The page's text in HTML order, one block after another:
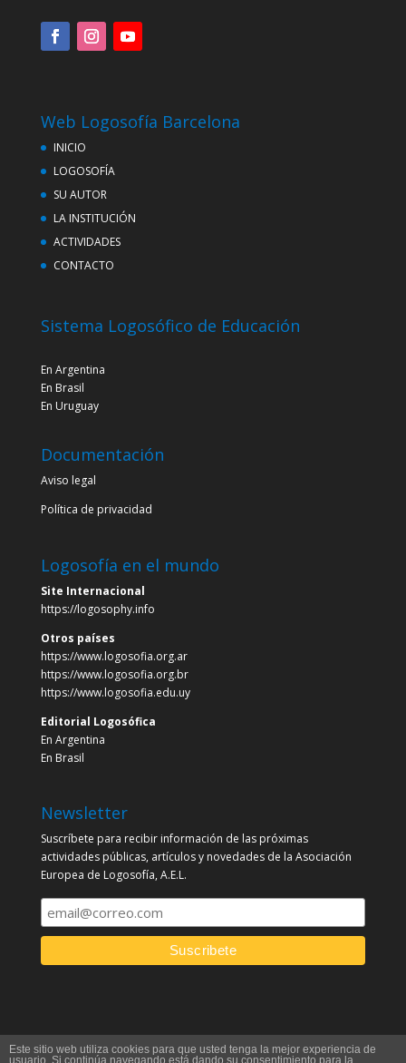
Web Logosofía Barcelona
INICIO
LOGOSOFÍA
SU AUTOR
LA INSTITUCIÓN
ACTIVIDADES
CONTACTO
Sistema Logosófico de Educación
En Argentina
En Brasil
En Uruguay
Documentación
Aviso legal
Política de privacidad
Logosofía en el mundo
Site Internacional
https://logosophy.info
Otros países
https://www.logosofia.org.ar
https://www.logosofia.org.br
https://www.logosofia.edu.uy
Editorial Logosófica
En Argentina
En Brasil
Newsletter
Suscríbete para recibir información de las próximas
actividades públicas, artículos y novedades de la Asociación
Europea de Logosofía, A.E.L.
Este sitio web utiliza cookies para que usted tenga la mejor experiencia de
usuario. Si continúa navegando está dando su consentimiento para la